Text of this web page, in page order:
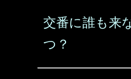
交番に誰も来
つ？